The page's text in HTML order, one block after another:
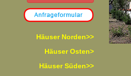
Häuser Norden>>
Häuser Osten>
Häuser Süden>>